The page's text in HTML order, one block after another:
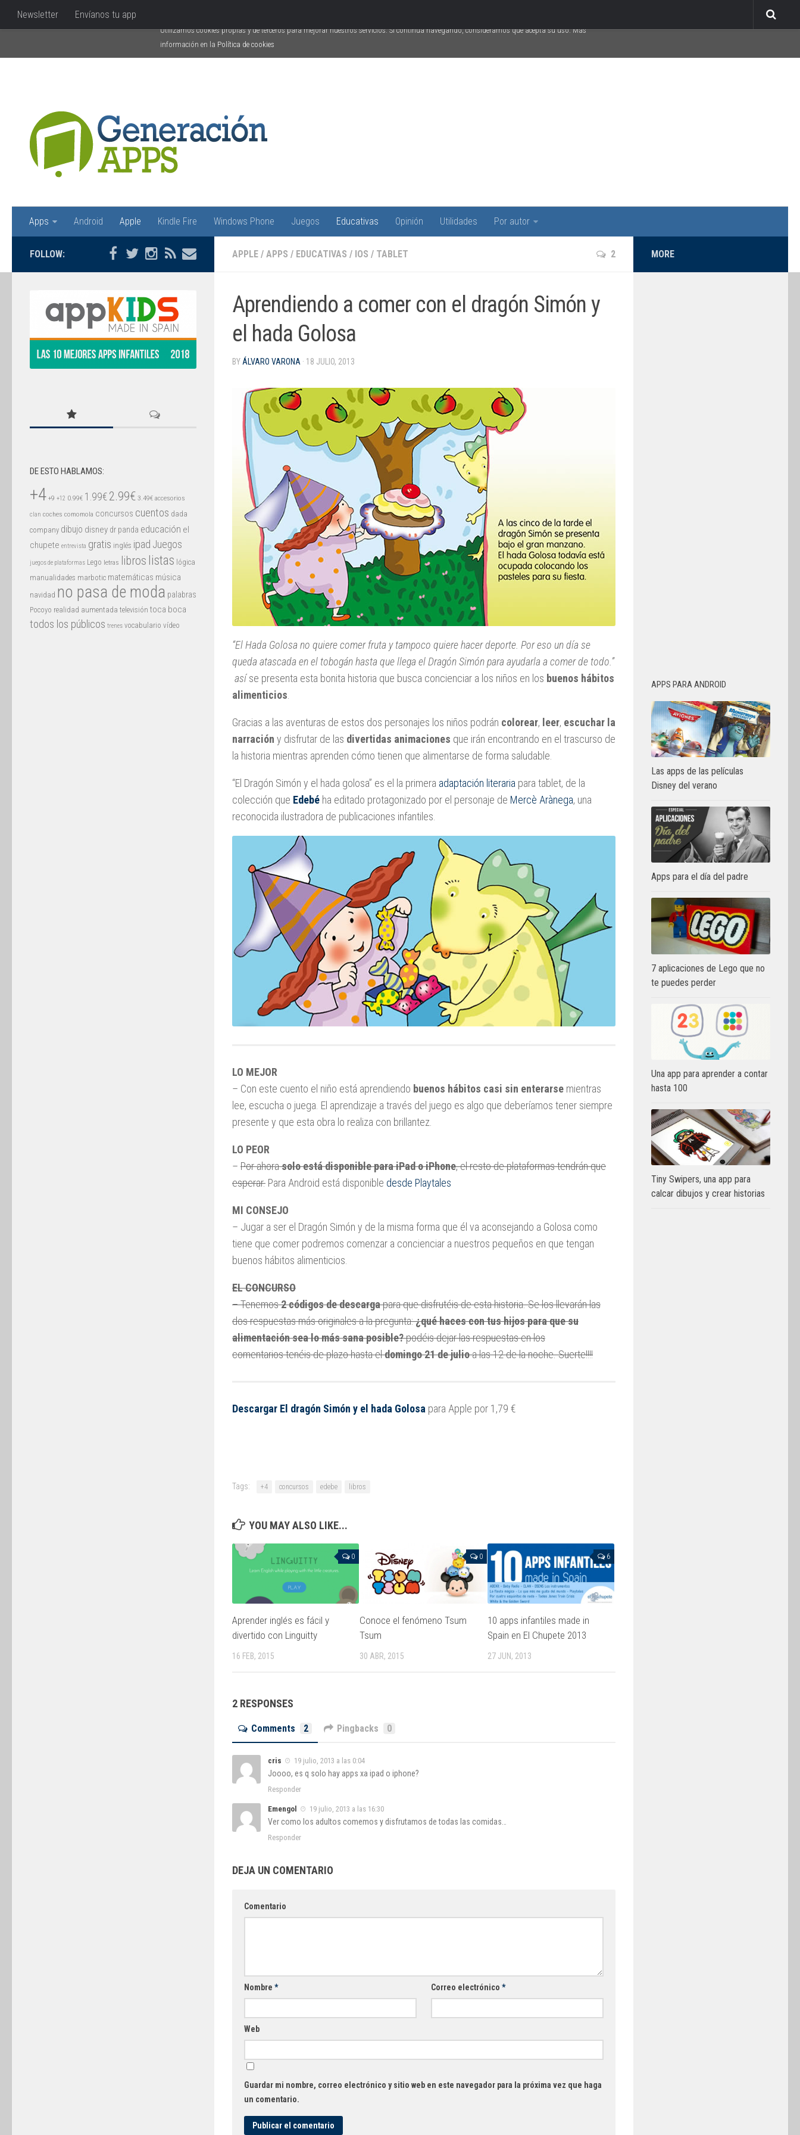
Utilizamos cookies propias y de terceros para mejorar nuestros servicios. Si continúa navegando, consideramos que acepta su uso. Más
información en la Política de cookies
Newsletter Envíanos tu app
Apps Android Apple Kindle Fire Windows Phone Juegos Educativas Opinión Utilidades Por autor
APPLE / APPS / EDUCATIVAS / IOS / TABLET 2
Aprendiendo a comer con el dragón Simón y
el hada Golosa
BY ÁLVARO VARONA · 18 JULIO, 2013
“El Hada Golosa no quiere comer fruta y tampoco quiere hacer deporte. Por eso un día se
queda atascada en el tobogán hasta que llega el Dragón Simón para ayudarla a comer de todo.”
asíse presenta esta bonita historia que busca concienciar a los niños en los buenos hábitos
alimenticios
Gracias a las aventuras de estos dos personajes los niños podrán colorear, leer, escuchar la
narración y disfrutar de las divertidas animaciones que irán encontrando en el trascurso de
la historia mientras aprenden cómo tienen que alimentarse de forma saludable.
“El Dragón Simón y el hada golosa” es el la primera adaptación literaria para tablet, de la
colección que Edebé ha editado protagonizado por el personaje de Mercè Arànega, una
reconocida ilustradora de publicaciones infantiles.
LO MEJOR
– Con este cuento el niño está aprendiendo buenos hábitos casi sin enterarse mientras
lee, escucha o juega. El aprendizaje a través del juego es algo que deberíamos tener siempre
presente y que esta obra lo realiza con brillantez.
LO PEOR
– Por ahorasolo está disponible para iPad o iPhone, el resto de plataformas tendrán que
esperar. Para Android está disponible desde Playtales
MI CONSEJO
– Jugar a ser el Dragón Simón y de la misma forma que él va aconsejando a Golosa como
tiene que comer podremos comenzar a concienciar a nuestros pequeños en que tengan
buenos hábitos alimenticios.
EL CONCURSO
– Tenemos2 códigos de descargapara que disfrutéis de esta historia. Se los llevarán las
dos respuestas más originales a la pregunta:¿qué haces con tus hijos para que su
alimentación sea lo más sana posible?podéis dejar las respuestas en los
comentariostenéis de plazo hasta eldomingo 21 de julioa las 12 de la noche. Suerte!!!!
Descargar El dragón Simón y el hada Golosa para Apple por 1,79 €
Tags: +4 concursos edebe libros
YOU MAY ALSO LIKE...
0
Aprender inglés es fácil y
divertido con Linguitty
16 FEB, 2015
0
Conoce el fenómeno Tsum
Tsum
30 ABR, 2015
6
10 apps infantiles made in
Spain en El Chupete 2013
27 JUN, 2013
2 RESPONSES
Comments 2 Pingbacks 0
cris 19 julio, 2013 a las 0:04
Joooo, es q solo hay apps xa ipad o iphone?
Responder
Emengol 19 julio, 2013 a las 16:30
Ver como los adultos comemos y disfrutamos de todas las comidas…
Responder
DEJA UN COMENTARIO
Comentario
Nombre * Correo electrónico*
Web
Guardar mi nombre, correo electrónico y sitio web en este navegador para la próxima vez que haga
un comentario.
FOLLOW:
DE ESTO HABLAMOS:
+4 +9 +12 0.99€ 1.99€ 2.99€ 3.49€ accesorios
clan coches comomola concursos cuentos dada
company dibujo disney dr panda educación el
chupete entrevista gratis inglés ipad Juegos
juegos de plataformas Lego letras libros listas lógica
manualidades marbotic matemáticas música
navidad no pasa de moda palabras
Pocoyo realidad aumentada televisión toca boca
todos los públicos trenes vocabulario vídeo
MORE
APPS PARA ANDROID
Las apps de las películas
Disney del verano
Apps para el día del padre
7 aplicaciones de Lego que no
te puedes perder
Una app para aprender a contar
hasta 100
Tiny Swipers, una app para
calcar dibujos y crear historias